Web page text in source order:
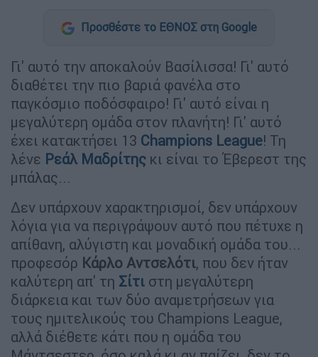
Προσθέστε το ΕΘΝΟΣ στη Google
Γι' αυτό την αποκαλούν Βασίλισσα! Γι' αυτό
διαθέτει την πιο βαριά φανέλα στο
παγκόσμιο ποδόσφαιρο! Γι' αυτό είναι η
μεγαλύτερη ομάδα στον πλανήτη! Γι' αυτό
έχει κατακτήσει 13 Champions League! Τη
λένε Ρεάλ Μαδρίτης κι είναι το Έβερεστ της
μπάλας...
Δεν υπάρχουν χαρακτηρισμοί, δεν υπάρχουν
λόγια για να περιγράψουν αυτό που πέτυχε η
απίθανη, αλύγιστη και μοναδική ομάδα του...
προφεσόρ Κάρλο Αντσελότι, που δεν ήταν
καλύτερη απ' τη Σίτι στη μεγαλύτερη
διάρκεια και των δύο αναμετρήσεων για
τους ημιτελικούς του Champions League,
αλλά διέθετε κάτι που η ομάδα του